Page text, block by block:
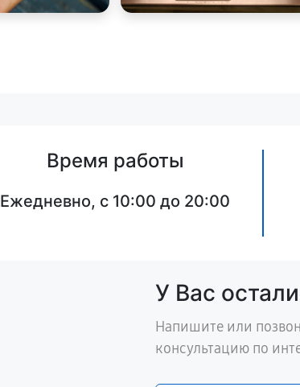
Время работы
Ежедневно, с 10:00 до 20:00
У Вас
Напишите или
консультацию по